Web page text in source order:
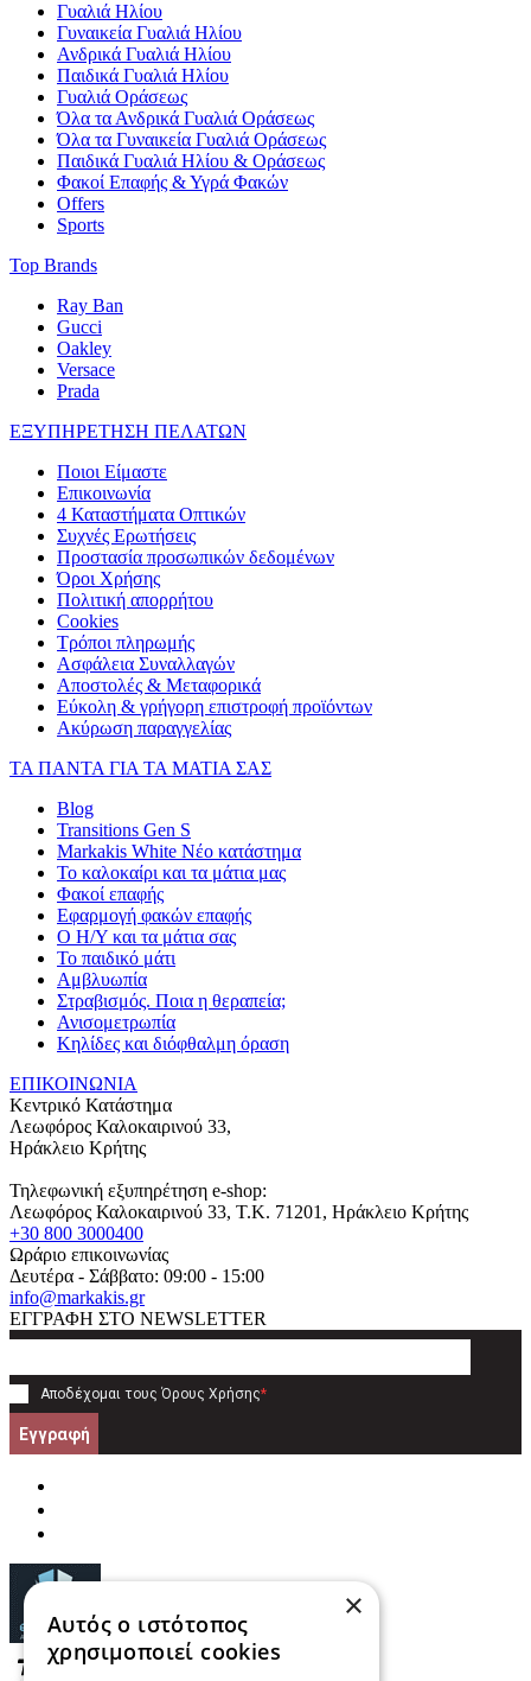
Γυαλιά Ηλίου
Γυναικεία Γυαλιά Ηλίου
Ανδρικά Γυαλιά Ηλίου
Παιδικά Γυαλιά Ηλίου
Γυαλιά Οράσεως
Όλα τα Ανδρικά Γυαλιά Οράσεως
Όλα τα Γυναικεία Γυαλιά Οράσεως
Παιδικά Γυαλιά Ηλίου & Οράσεως
Φακοί Επαφής & Υγρά Φακών
Offers
Sports
Top Brands
Ray Ban
Gucci
Oakley
Versace
Prada
ΕΞΥΠΗΡΕΤΗΣΗ ΠΕΛΑΤΩΝ
Ποιοι Είμαστε
Επικοινωνία
4 Καταστήματα Οπτικών
Συχνές Ερωτήσεις
Προστασία προσωπικών δεδομένων
Όροι Χρήσης
Πολιτική απορρήτου
Cookies
Τρόποι πληρωμής
Ασφάλεια Συναλλαγών
Αποστολές & Μεταφορικά
Εύκολη & γρήγορη επιστροφή προϊόντων
Ακύρωση παραγγελίας
ΤΑ ΠΑΝΤΑ ΓΙΑ ΤΑ ΜΑΤΙΑ ΣΑΣ
Blog
Transitions Gen S
Markakis White Νέο κατάστημα
Το καλοκαίρι και τα μάτια μας
Φακοί επαφής
Εφαρμογή φακών επαφής
Ο Η/Υ και τα μάτια σας
Το παιδικό μάτι
Αμβλυωπία
Στραβισμός. Ποια η θεραπεία;
Ανισομετρωπία
Κηλίδες και διόφθαλμη όραση
ΕΠΙΚΟΙΝΩΝΙΑ
Κεντρικό Κατάστημα
Λεωφόρος Καλοκαιρινού 33,
Ηράκλειο Κρήτης
Τηλεφωνική εξυπηρέτηση e-shop:
Λεωφόρος Καλοκαιρινού 33, T.K. 71201, Ηράκλειο Κρήτης
+30 800 3000400
Ωράριο επικοινωνίας
Δευτέρα - Σάββατο: 09:00 - 15:00
info@markakis.gr
ΕΓΓΡΑΦΗ ΣΤΟ NEWSLETTER
Αποδέχομαι τους Όρους Χρήσης*
Εγγραφή
×
Αυτός ο ιστότοπος
χρησιμοποιεί cookies